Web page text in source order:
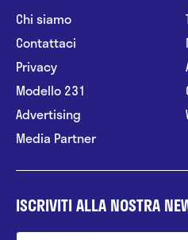
Chi siamo
Contattaci
Privacy
Modello 231
Advertising
Media Partner
ISCRIVITI ALLA NOSTRA